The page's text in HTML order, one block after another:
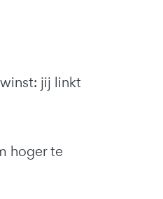
jij linkt
hoger te